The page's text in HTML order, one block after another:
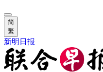
简
繁
新明日报